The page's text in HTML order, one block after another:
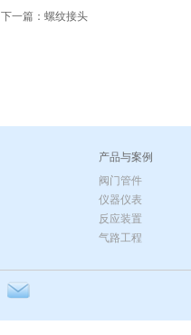
下一篇： 螺纹接头
产品与案例
阀门管件
仪器仪表
反应装置
气路工程